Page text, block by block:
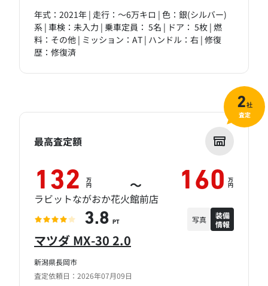
年式：2021年 | 走行：～6万キロ | 色：銀(シルバー)
系 | 車検：未入力 | 乗車定員： 5名 | ドア： 5枚 | 燃
料：その他 | ミッション：AT | ハンドル：右 | 修復
歴：修復済
新潟県長岡市
査定依頼日：2026年07月09日
マツダ MX-30 2.0
最高査定額
132 万
円 ～ 160 万
円
ラビットながおか花火館前店
3.8 PT 写真
装備
情報
2社
査定